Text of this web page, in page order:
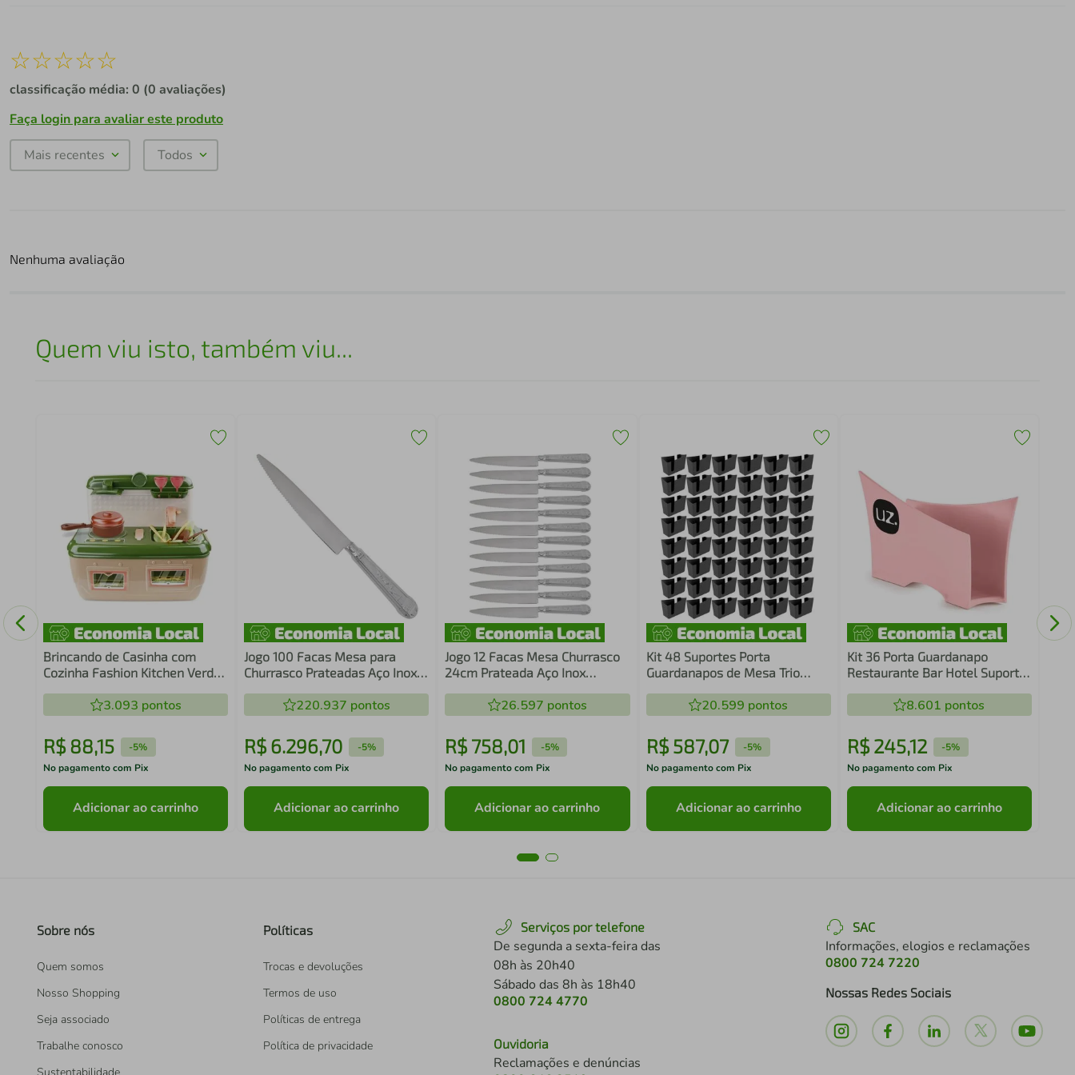
☆☆☆☆☆
classificação média: 0 (0 avaliações)
Faça login para avaliar este produto
Mais recentes Todos
Nenhuma avaliação
Quem viu isto, também viu...
Brincando de Casinha com
Cozinha Fashion Kitchen Verde
3.093 pontos
R$ 88,15 -5%
No pagamento com Pix
Adicionar ao carrinho
Jogo 100 Facas Mesa para
Churrasco Prateadas Aço Inox
220.937 pontos
R$ 6.296,70 -5%
No pagamento com Pix
Adicionar ao carrinho
Jogo 12 Facas Mesa Churrasco
24cm Prateada Aço Inox
26.597 pontos
R$758,01 -5%
No pagamento com Pix
Adicionar ao carrinho
Kit 48 Suportes Porta
Guardanapos de Mesa Trio
Restaurante20.599 pontos
R$ 587,07 -5%
No pagamento com Pix
Adicionar ao carrinho
Kit 36 Porta Guardanapo
Restaurante Bar Hotel Suporte
8.601 pontos
R$ 245,12 -5%
No pagamento com Pix
Adicionar ao carrinho
Sobre nós
Quem somos
Nosso Shopping
Seja associado
Trabalhe conosco
Políticas
Trocas e devoluções
Termos de uso
Políticas de entrega
Política de privacidade
Serviços por telefone
De segunda a sexta-feira das
08h às 20h40
Sábado das 8h às 18h40
0800 724 4770
Ouvidoria
Reclamações e denúncias
SAC
Informações, elogios e reclamações
0800 724 7220
Nossas Redes Sociais